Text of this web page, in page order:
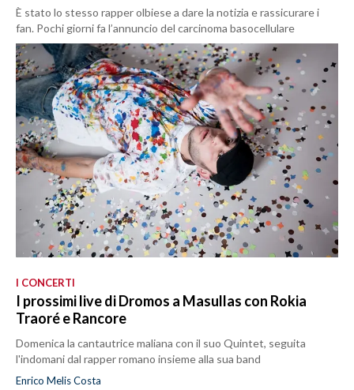
È stato lo stesso rapper olbiese a dare la notizia e rassicurare i
fan. Pochi giorni fa l’annuncio del carcinoma basocellulare
I CONCERTI
I prossimi live di Dromos a Masullas con Rokia
Traoré e Rancore
Domenica la cantautrice maliana con il suo Quintet, seguita
l'indomani dal rapper romano insieme alla sua band
Enrico Melis Costa